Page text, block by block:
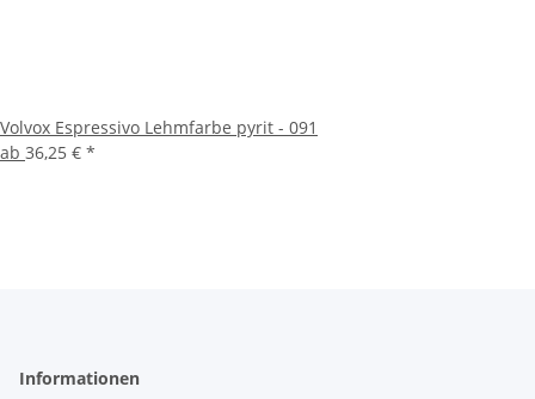
Volvox Espressivo Lehmfarbe pyrit - 091
ab 36,25 € *
Informationen